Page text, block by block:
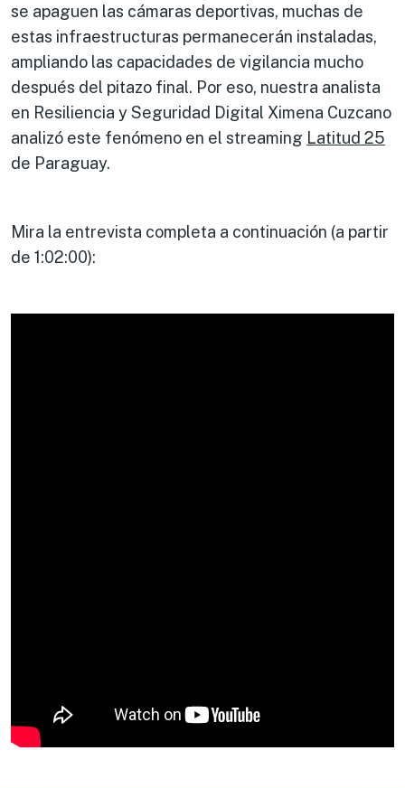
se apaguen las cámaras deportivas, muchas de
estas infraestructuras permanecerán instaladas,
ampliando las capacidades de vigilancia mucho
después del pitazo final. Por eso, nuestra analista
en Resiliencia y Seguridad Digital Ximena Cuzcano
analizó este fenómeno en el streaming Latitud 25
de Paraguay.
Mira la entrevista completa a continuación (a partir
de 1:02:00):